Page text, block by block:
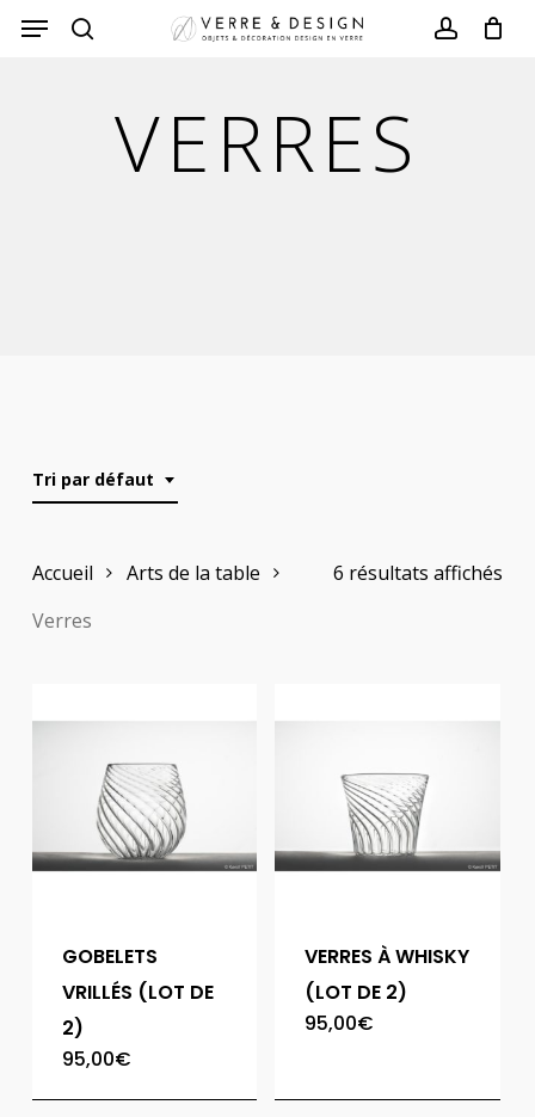
Skip
VERRES
Tri par défaut
6 résultats affichés
Accueil
Arts de la table
Verres
GOBELETS
VRILLÉS (LOT DE
2)
95,00€
VERRES À WHISKY
(LOT DE 2)
95,00€